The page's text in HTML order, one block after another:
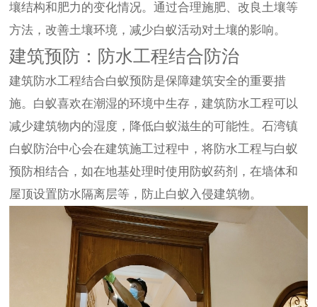
壤结构和肥力的变化情况。通过合理施肥、改良土壤等
方法，改善土壤环境，减少白蚁活动对土壤的影响。
建筑预防：防水工程结合防治
建筑防水工程结合白蚁预防是保障建筑安全的重要措
施。白蚁喜欢在潮湿的环境中生存，建筑防水工程可以
减少建筑物内的湿度，降低白蚁滋生的可能性。石湾镇
白蚁防治中心会在建筑施工过程中，将防水工程与白蚁
预防相结合，如在地基处理时使用防蚁药剂，在墙体和
屋顶设置防水隔离层等，防止白蚁入侵建筑物。